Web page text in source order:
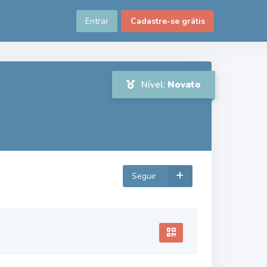
Entrar Cadastre-se grátis
Nível: Novato
Seguir